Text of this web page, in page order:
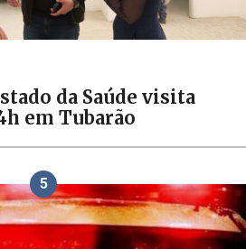
da Saúde visita
em Tubarão
5